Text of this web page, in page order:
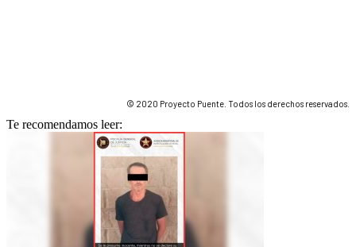
© 2020 Proyecto Puente. Todos los derechos reservados.
Te recomendamos leer: